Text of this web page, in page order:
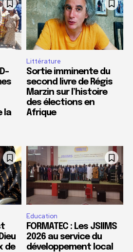
la
Littérature
Sortie imminente du
second livre de Régis
Marzin sur l’histoire
des élections en
Afrique
de
Education
FORMATEC : Les JSIIMS
2026 au service du
développement local